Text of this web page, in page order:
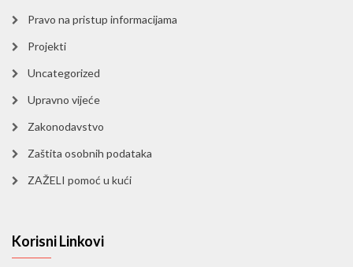
Pravo na pristup informacijama
Projekti
Uncategorized
Upravno vijeće
Zakonodavstvo
Zaštita osobnih podataka
ZAŽELI pomoć u kući
Korisni Linkovi